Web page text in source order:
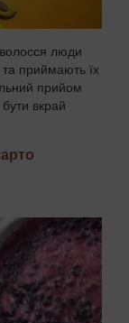
люди
та приймають їх
прийом
вкрай